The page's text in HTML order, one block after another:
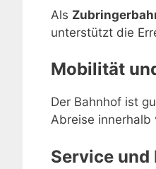
Als
unterstützt die
Mobilität
Der Bahnhof ist
Abreise innerhalb
Service